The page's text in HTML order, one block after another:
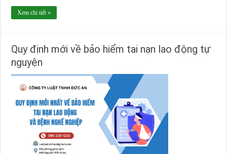
Xem chi tiết »
Quy định mới về bảo hiểm tai nạn lao động tự
nguyện